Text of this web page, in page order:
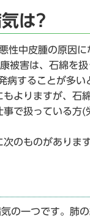
は?
性中皮腫の原因
被害は、石綿を
することが多
よりますが、石
で扱っている方
のものがありま
の一つです。肺